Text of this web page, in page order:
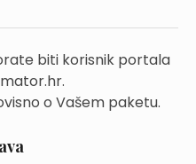
biti korisnik portala
o Vašem paketu.